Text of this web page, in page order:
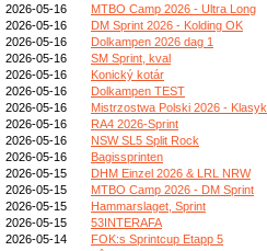
2026-05-16
MTBO Camp 2026 - Ultra Long
2026-05-16
DM Sprint 2026 - Kolding OK
2026-05-16
Dolkampen 2026 dag 1
2026-05-16
SM Sprint, kval
2026-05-16
Konický kotár
2026-05-16
Dolkampen TEST
2026-05-16
Mistrzostwa Polski 2026 - Klasyk
2026-05-16
RA4 2026-Sprint
2026-05-16
NSW SL5 Split Rock
2026-05-16
Bagissprinten
2026-05-15
DHM Einzel 2026 & LRL NRW
2026-05-15
MTBO Camp 2026 - DM Sprint
2026-05-15
Hammarslaget, Sprint
2026-05-15
53INTERAFA
2026-05-14
FOK:s Sprintcup Etapp 5